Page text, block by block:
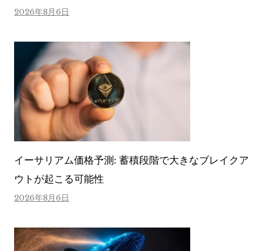
2026年8月6日
イーサリアム価格予測: 蓄積段階で大きなブレイクア
ウトが起こる可能性
2026年8月6日